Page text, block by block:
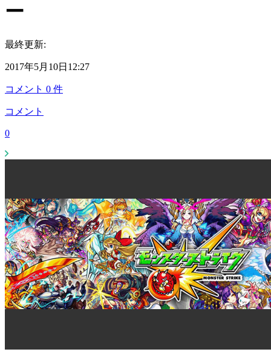
ー
最終更新:
2017年5月10日12:27
コメント 0 件
コメント
0